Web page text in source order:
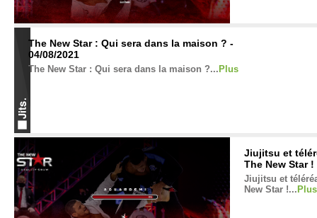
The New Star : Qui sera dans la maison ? -
04/08/2021
The New Star : Qui sera dans la maison ?...Plus
Jiujitsu et
The New Star !
Jiujitsu et
New Star !...Plus